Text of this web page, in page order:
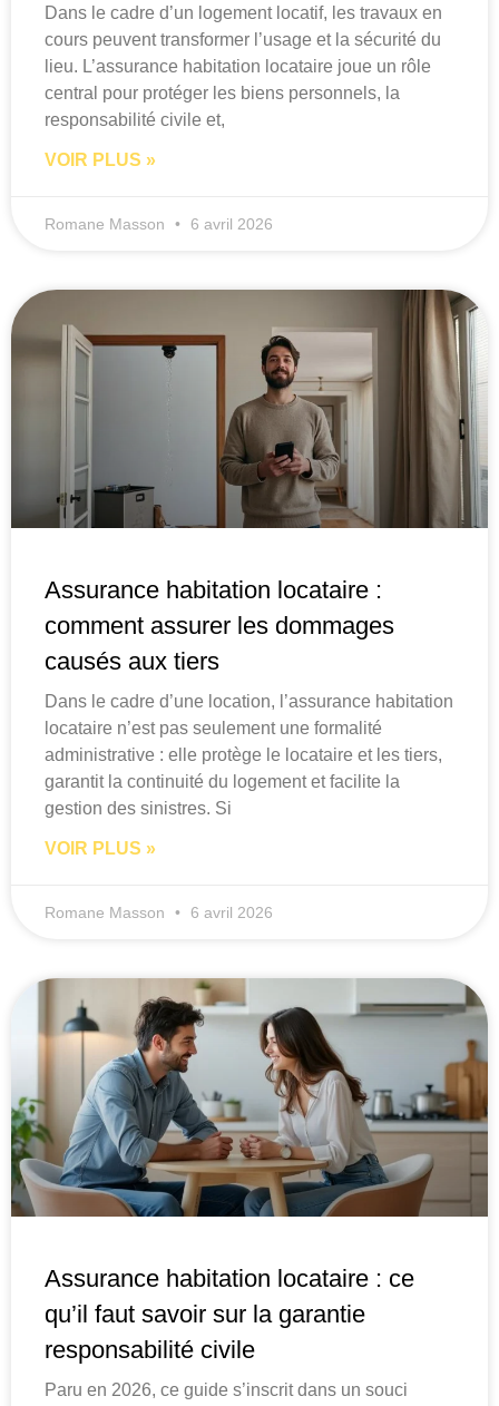
Dans le cadre d’un logement locatif, les travaux en
cours peuvent transformer l’usage et la sécurité du
lieu. L’assurance habitation locataire joue un rôle
central pour protéger les biens personnels, la
responsabilité civile et,
VOIR PLUS »
Romane Masson 6 avril 2026
Assurance habitation locataire :
comment assurer les dommages
causés aux tiers
Dans le cadre d’une location, l’assurance habitation
locataire n’est pas seulement une formalité
administrative : elle protège le locataire et les tiers,
garantit la continuité du logement et facilite la
gestion des sinistres. Si
VOIR PLUS »
Romane Masson 6 avril 2026
Assurance habitation locataire : ce
qu’il faut savoir sur la garantie
responsabilité civile
Paru en 2026, ce guide s’inscrit dans un souci